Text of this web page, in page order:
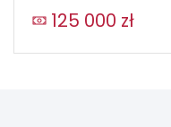
125 000 zł